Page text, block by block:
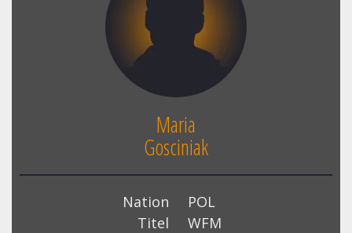
Maria
Gosciniak
Nation
POL
Titel
WFM